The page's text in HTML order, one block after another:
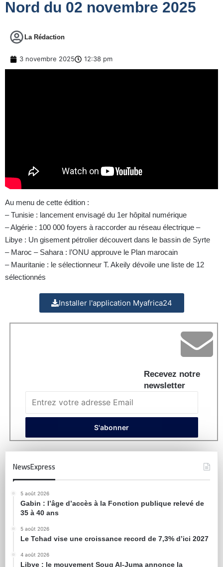
Nord du 02 novembre 2025
La Rédaction
3 novembre 2025 12:38 pm
Au menu de cette édition :
– Tunisie : lancement envisagé du 1er hôpital numérique
– Algérie : 100 000 foyers à raccorder au réseau électrique –
Libye : Un gisement pétrolier découvert dans le bassin de Syrte
– Maroc – Sahara : l’ONU approuve le Plan marocain
– Mauritanie : le sélectionneur T. Akeily dévoile une liste de 12
sélectionnés
Installer l'application Myafrica24
Recevez notre
newsletter
NewsExpress
5 août 2026
Gabin : l’âge d’accès à la Fonction publique relevé de
35 à 40 ans
5 août 2026
Le Tchad vise une croissance record de 7,3% d’ici 2027
4 août 2026
Libye : le mouvement Souq Al-Juma annonce la